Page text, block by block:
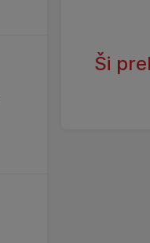
Ši